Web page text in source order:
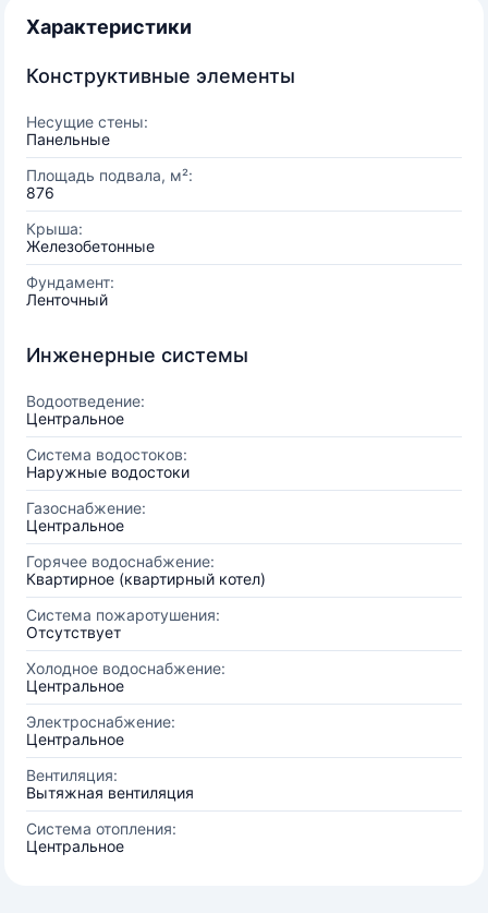
Характеристики
Конструктивные элементы
Несущие стены:
Панельные
Площадь подвала, м²:
876
Крыша:
Железобетонные
Фундамент:
Ленточный
Инженерные системы
Водоотведение:
Центральное
Система водостоков:
Наружные водостоки
Газоснабжение:
Центральное
Горячее водоснабжение:
Квартирное (квартирный котел)
Система пожаротушения:
Отсутствует
Холодное водоснабжение:
Центральное
Электроснабжение:
Центральное
Вентиляция:
Вытяжная вентиляция
Система отопления:
Центральное